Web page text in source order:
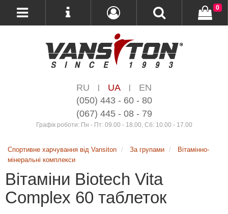
RU | UA |
EN
(050) 443 - 60 - 80
(067) 445 - 08 - 79
Графік роботи: Пн - Пт: 09.00 - 18.00, Сб: 10.00 - 17.00
0
Спортивне харчування від Vansiton За групами
Вітамінно-
мінеральні комплекси
Вітаміни Biotech Vita
Complex 60 таблеток